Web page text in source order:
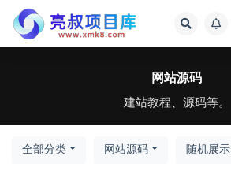
网站源码
建站教程、源码等。
全部分类 网站源码 随机展示